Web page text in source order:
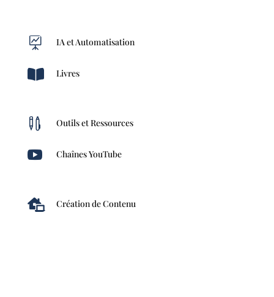
 IA et Automatisation
 Livres
 Outils et Ressources
 Chaînes YouTube
 Création de Contenu